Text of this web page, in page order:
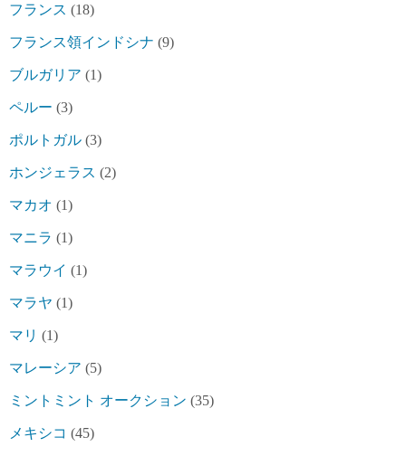
フランス (18)
フランス領インドシナ (9)
ブルガリア (1)
ペルー (3)
ポルトガル (3)
ホンジェラス (2)
マカオ (1)
マニラ (1)
マラウイ (1)
マラヤ (1)
マリ (1)
マレーシア (5)
ミントミント オークション (35)
メキシコ (45)